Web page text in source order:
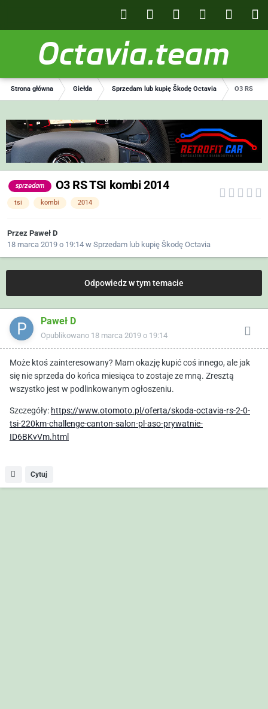
Octavia.team
Strona główna Giełda Sprzedam lub kupię Škodę Octavia O3 RS TSI
sprzedam O3 RS TSI kombi 2014
tsi kombi 2014
Przez Paweł D
18 marca 2019 o 19:14 w Sprzedam lub kupię Škodę Octavia
Odpowiedz w tym temacie
Paweł D
Opublikowano 18 marca 2019 o 19:14
Może ktoś zainteresowany? Mam okazję kupić coś innego, ale jak
się nie sprzeda do końca miesiąca to zostaje ze mną. Zresztą
wszystko jest w podlinkowanym ogłoszeniu.
Szczegóły: https://www.otomoto.pl/oferta/skoda-octavia-rs-2-0-
tsi-220km-challenge-canton-salon-pl-aso-prywatnie-
ID6BKvVm.html
Cytuj